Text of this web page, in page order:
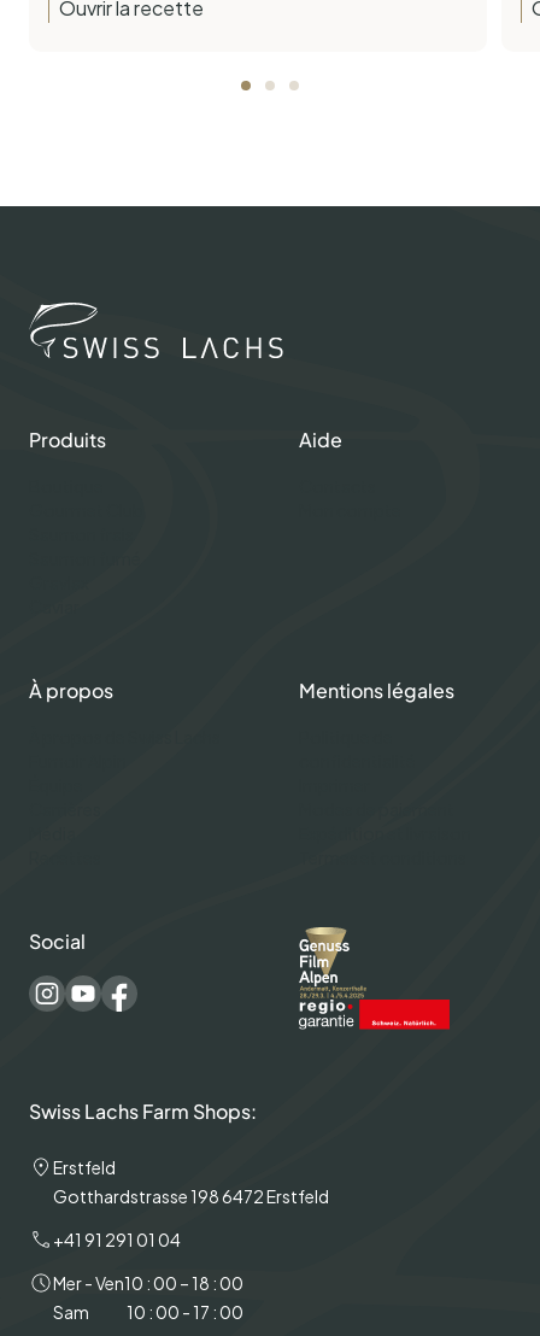
Ouvrir la recette
Produits Aide
À propos Mentions légales
Social
Swiss Lachs Farm Shops:
Erstfeld
Gotthardstrasse 198 6472 Erstfeld
+41 91 291 01 04
Mer - Ven10 : 00 – 18 : 00
Sam
10 : 00 - 17 : 00